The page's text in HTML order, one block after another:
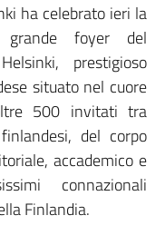
ha celebrato ieri la
grande foyer del
prestigioso
situato nel cuore
500 invitati tra
del corpo
accademico e
connazionali
Finlandia.